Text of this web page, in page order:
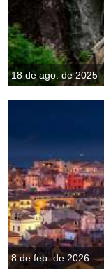
18 de ago. de 2025
8 de feb. de 2026